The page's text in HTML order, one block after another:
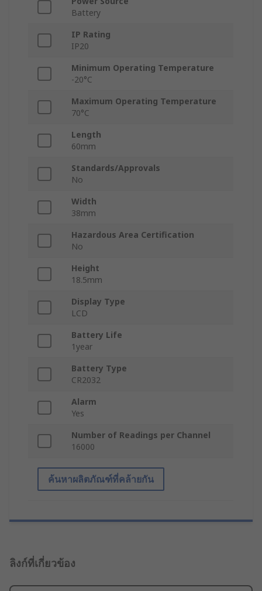
Battery
IP Rating
IP20
Minimum Operating Temperature
-20°C
Maximum Operating Temperature
70°C
Length
60mm
Standards/Approvals
No
Width
38mm
Hazardous Area Certification
No
Height
18.5mm
Display Type
LCD
Battery Life
1year
Battery Type
CR2032
Alarm
Yes
Number of Readings per Channel
16000
ค้นหาผลิตภัณฑ์ที่คล้ายกัน
ลิงก์ที่เกี่ยวข้อง